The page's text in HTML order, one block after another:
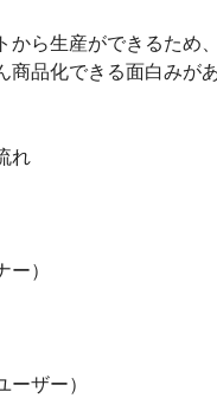
から生産ができるため
品化できる面白みがあ
れ
）
ザー）